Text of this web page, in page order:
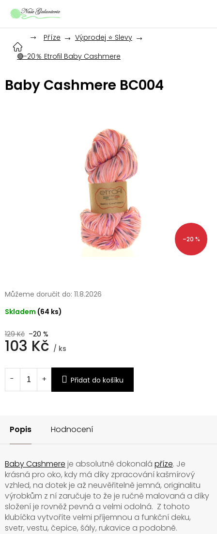
Příze
Výprodej ⭐ Slevy
🔴-20％ Etrofil Baby Cashmere
Baby Cashmere BC004
–20 %
129 Kč –20 %
103 Kč / ks
cena:
Skladem (64 ks)
Můžeme doručit do: 11.8.2026
Přidat do košíku
Popis Hodnocení
Baby Cashmere je absolutně dokonalá příze. Je
krásná pro oko, kdy má díky zpracování kašmírový
vzhled, na dotek je až neuvěřitelně jemná, originalitu
výrobkům z ní zaručuje to že je ručně malovaná a díky
složení je rovněž pevná a velmi odolná. Z tohoto
klubíčka vytvoříte velmi příjemnou a funkční deku,
svetr, vestu, čepice, šály, rukavice a podobně.